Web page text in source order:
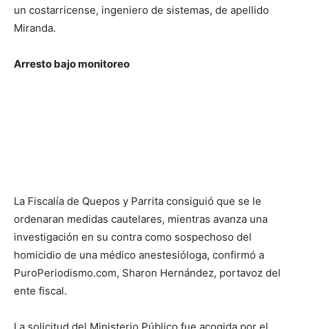
un costarricense, ingeniero de sistemas, de apellido
Miranda.
Arresto bajo monitoreo
La Fiscalía de Quepos y Parrita consiguió que se le
ordenaran medidas cautelares, mientras avanza una
investigación en su contra como sospechoso del
homicidio de una médico anestesióloga, confirmó a
PuroPeriodismo.com, Sharon Hernández, portavoz del
ente fiscal.